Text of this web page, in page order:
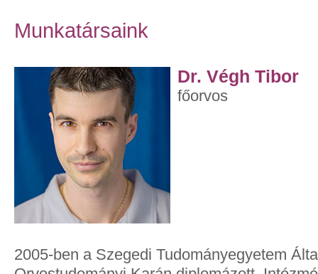
Munkatársaink
Dr. Végh Tibor
főorvos
2005-ben a Szegedi Tudományegyetem